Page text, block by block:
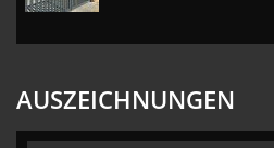
AUSZEICHNUNGEN